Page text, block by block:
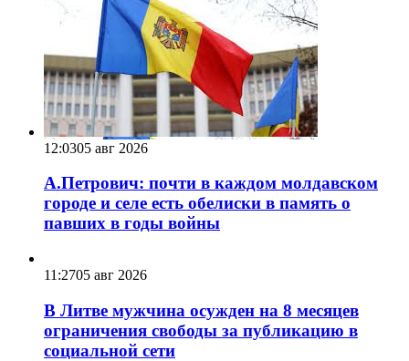
12:0305 авг 2026
А.Петрович: почти в каждом молдавском
городе и селе есть обелиски в память о
павших в годы войны
11:2705 авг 2026
В Литве мужчина осужден на 8 месяцев
ограничения свободы за публикацию в
социальной сети